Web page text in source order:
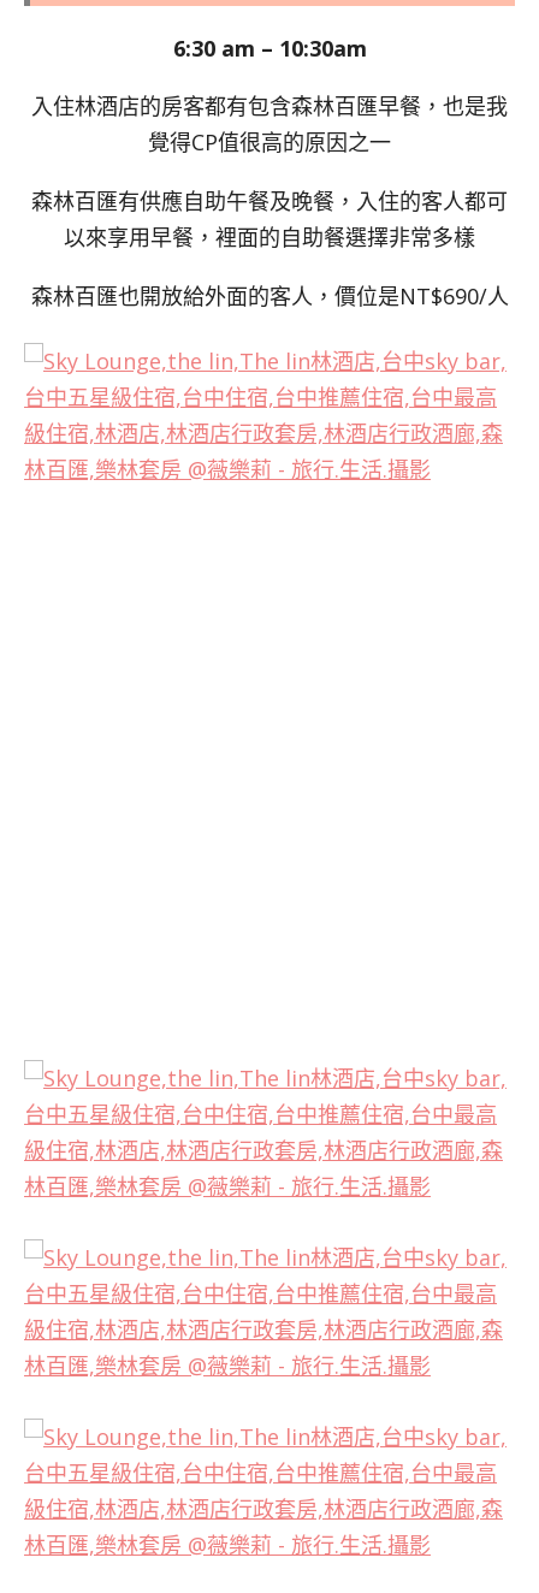
6:30 am – 10:30am
入住林酒店的房客都有包含森林百匯早餐，也是我
覺得CP值很高的原因之一
森林百匯有供應自助午餐及晚餐，入住的客人都可
以來享用早餐，裡面的自助餐選擇非常多樣
森林百匯也開放給外面的客人，價位是NT$690/人